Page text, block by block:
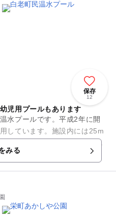
保存
12
児用プールもあります
水プールです。平成2年に開
しています。施設内には25m
に描かれた児童・幼児用プー
みる